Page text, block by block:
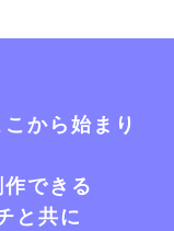
から始まり
できる
と共に